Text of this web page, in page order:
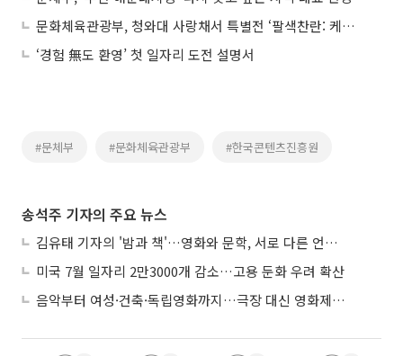
문화체육관광부, 청와대 사랑채서 특별전 ‘팔색찬란: 케이로 가득한 지역’ 개최
‘경험 無도 환영’ 첫 일자리 도전 설명서
#문체부 #문화체육관광부 #한국콘텐츠진흥원
송석주 기자의 주요 뉴스
김유태 기자의 '밤과 책'…영화와 문학, 서로 다른 언어를 읽다
미국 7월 일자리 2만3000개 감소…고용 둔화 우려 확산
음악부터 여성·건축·독립영화까지…극장 대신 영화제로 즐기는 스크린 여행